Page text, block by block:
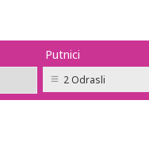
Putnici
2 Odrasli